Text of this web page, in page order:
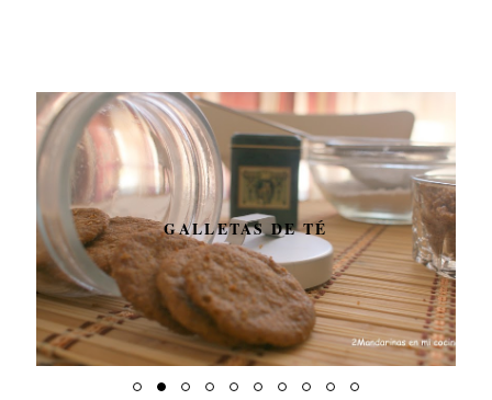
GALLETAS DE TÉ